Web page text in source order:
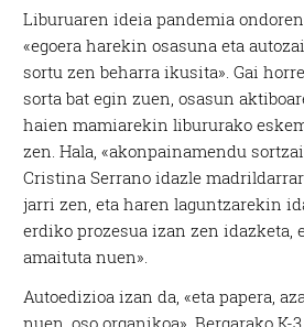
Liburuaren ideia pandemia
«egoera harekin osasuna eta
sortu zen beharra ikusita». Gai
sorta bat egin zuen, osasun
haien mamiarekin libururako
zen. Hala, «akonpainamendu
Cristina Serrano idazle
jarri zen, eta haren laguntzarekin
erdiko prozesua izan zen idazketa,
amaituta nuen».
Autoedizioa izan da, «eta papera,